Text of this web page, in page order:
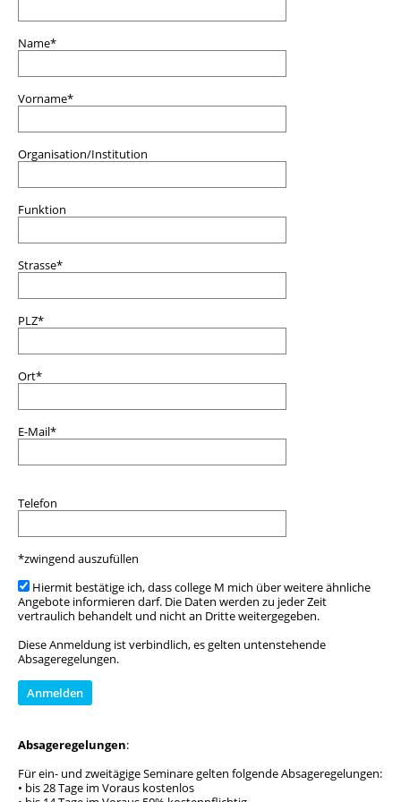
Name*
Vorname*
Organisation/Institution
Funktion
Strasse*
PLZ*
Ort*
E-Mail*
Telefon
*zwingend auszufüllen
Hiermit bestätige ich, dass college M mich über weitere ähnliche
Angebote informieren darf. Die Daten werden zu jeder Zeit
vertraulich behandelt und nicht an Dritte weitergegeben.
Diese Anmeldung ist verbindlich, es gelten untenstehende
Absageregelungen.
Absageregelungen:
Für ein- und zweitägige Seminare gelten folgende Absageregelungen:
• bis 28 Tage im Voraus kostenlos